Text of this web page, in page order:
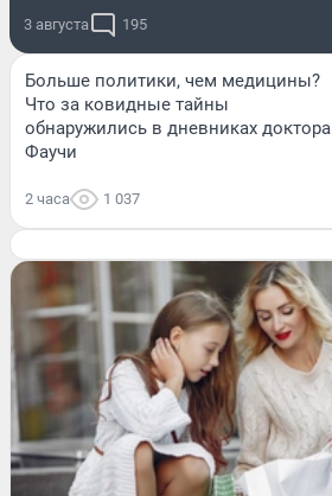
3 августа 195
Больше политики, чем медицины?
Что за ковидные тайны
обнаружились в дневниках доктора
Фаучи
2 часа 1 037